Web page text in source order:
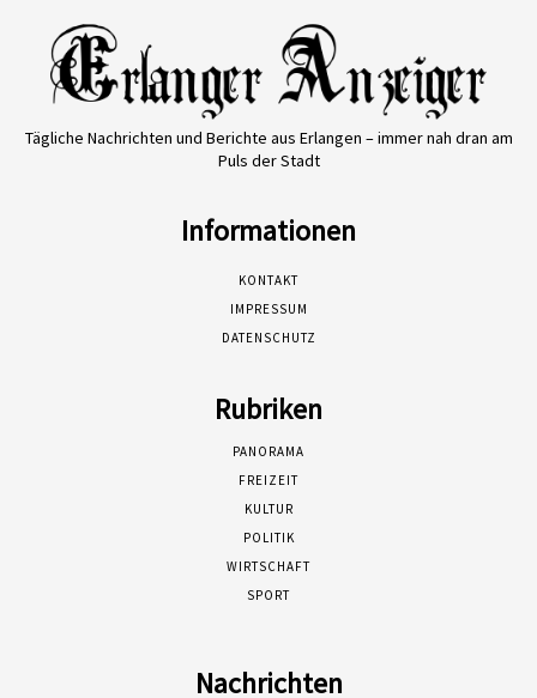
Tägliche Nachrichten und Berichte aus Erlangen – immer nah dran am
Puls der Stadt
Informationen
KONTAKT
IMPRESSUM
DATENSCHUTZ
Rubriken
PANORAMA
FREIZEIT
KULTUR
POLITIK
WIRTSCHAFT
SPORT
Nachrichten